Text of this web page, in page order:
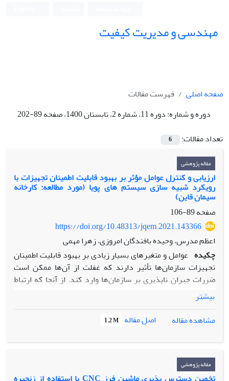
مهندسی و مدیریت کیفیت
صفحه اصلی
فهرست مقالات
دوره و شماره:دوره 11، شماره 2، تابستان 1400، صفحه 89-202
تعداد مقالات:
6
مقاله پژوهشی
ارزیابی و کنترل عوامل مؤثر بر بهبود قابلیت اطمینان تجهیزات با
رویکرد شبیه سازی سیستم های پویا (مورد مطالعه: کارخانه
سیمان قاین)
صفحه89-106
https://doi.org/10.48313/jqem.2021.143366
اعظم مدرس، وحیده بافندگان امروزی، زهرا مهمی
چکیده عوامل و متغیرهای بسیار زیادی بر بهبود قابلیت اطمینان
تجهیزات سازمان‌ها تأثیر دارند که غفلت از آن‌ها ممکن است
ضررات جبران ناپذیری بر سازمان‌ها وارد کند. از آنجا که ارتباط
این عوامل با هم دارای پویایی‌ها و بازخوردهای فراوانی است،
پویایی شناسی سیستم ابزاری مناسب برای تجزیه و تحلیل قابلیت
اطمینان تجهیزات است. هدف از این مطالعه، ایجاد و توسعه‌ی
روشی جدید برای ارزیابی و بهبود قابلیت اطمینان تجهیزات یکی از
صنایع مهم دنیا با استفاده از رویکرد پویایی‌شناسی سیستمی در
بهبود قابلیت اطمینان، شناسایی و روابط آن‌ها در قالب نمودار
انباشت تکمیل و شبیه‌سازی شده است. نتایج شبیه‌سازی بیانگر
بیشتر
مشاهده مقاله
اصل مقاله 1.2 M
مقاله پژوهشی